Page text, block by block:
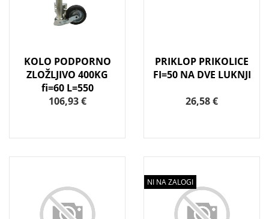
KOLO PODPORNO
ZLOŽLJIVO 400KG
fi=60 L=550
106,93 €
PRIKLOP PRIKOLICE
FI=50 NA DVE LUKNJI
26,58 €
NI NA ZALOGI